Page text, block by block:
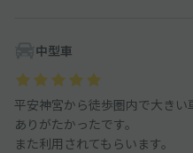
中型車
平安神宮から徒歩圏内で大きい
ありがたかったです。
また利用されてもらいます。